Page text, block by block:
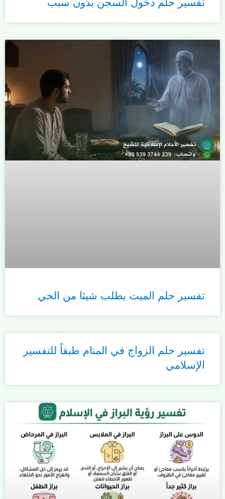
تفسير حلم الميت يطلب شيئا من الحي
تفسير حلم الزواج في المنام طبقاً للتفسير
الإسلامي